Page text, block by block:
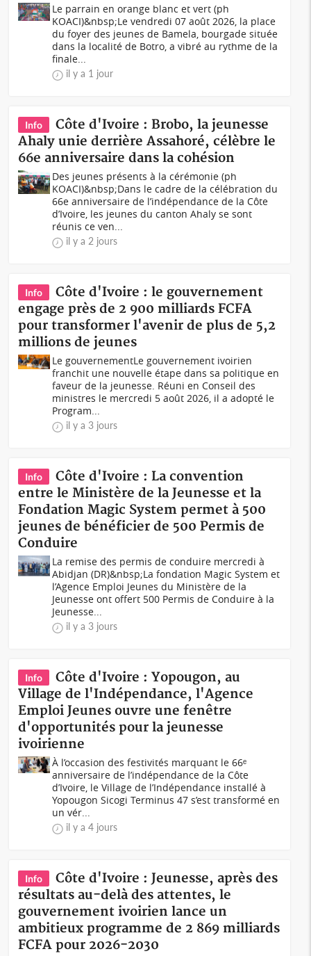
Le parrain en orange blanc et vert (ph
KOACI)&nbsp;Le vendredi 07 août 2026, la place
du foyer des jeunes de Bamela, bourgade située
dans la localité de Botro, a vibré au rythme de la
finale...
il y a 1 jour
Info
Côte d'Ivoire : Brobo, la jeunesse
Ahaly unie derrière Assahoré, célèbre le
66e anniversaire dans la cohésion
Des jeunes présents à la cérémonie (ph
KOACI)&nbsp;Dans le cadre de la célébration du
66e anniversaire de l’indépendance de la Côte
d’Ivoire, les jeunes du canton Ahaly se sont
réunis ce ven...
il y a 2 jours
Info
Côte d'Ivoire : le gouvernement
engage près de 2 900 milliards FCFA
pour transformer l'avenir de plus de 5,2
millions de jeunes
Le gouvernementLe gouvernement ivoirien
franchit une nouvelle étape dans sa politique en
faveur de la jeunesse. Réuni en Conseil des
ministres le mercredi 5 août 2026, il a adopté le
Program...
il y a 3 jours
Info
Côte d'Ivoire : La convention
entre le Ministère de la Jeunesse et la
Fondation Magic System permet à 500
jeunes de bénéficier de 500 Permis de
Conduire
La remise des permis de conduire mercredi à
Abidjan (DR)&nbsp;La fondation Magic System et
l’Agence Emploi Jeunes du Ministère de la
Jeunesse ont offert 500 Permis de Conduire à la
Jeunesse...
il y a 3 jours
Info
Côte d'Ivoire : Yopougon, au
Village de l'Indépendance, l'Agence
Emploi Jeunes ouvre une fenêtre
d'opportunités pour la jeunesse
ivoirienne
À l’occasion des festivités marquant le 66ᵉ
anniversaire de l’indépendance de la Côte
d’Ivoire, le Village de l’Indépendance installé à
Yopougon Sicogi Terminus 47 s’est transformé en
un vér...
il y a 4 jours
Info
Côte d'Ivoire : Jeunesse, après des
résultats au-delà des attentes, le
gouvernement ivoirien lance un
ambitieux programme de 2 869 milliards
FCFA pour 2026-2030